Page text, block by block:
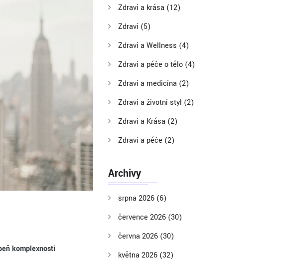
komplexnosti
Zdraví a krása (12)
Zdraví (5)
Zdraví a Wellness (4)
Zdraví a péče o tělo (4)
Zdraví a medicína (2)
Zdraví a životní styl (2)
Zdraví a Krása (2)
Zdraví a péče (2)
Archivy
srpna 2026 (6)
července 2026 (30)
června 2026 (30)
května 2026 (32)